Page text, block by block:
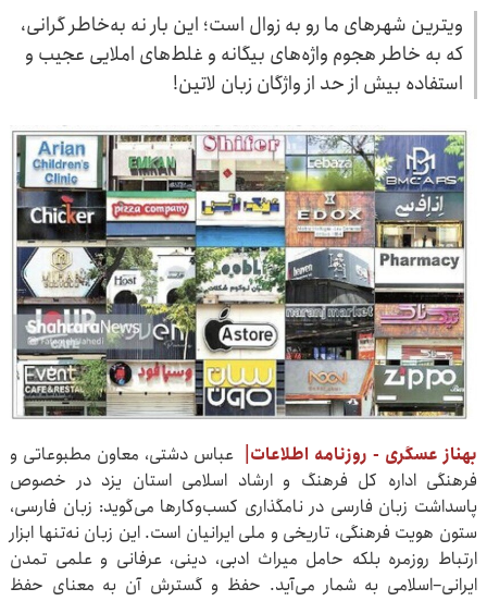
ویترین شهرهای ما رو به زوال است؛ این بار نه به‌خاطر گرانی،
که به خاطر هجوم واژه‌های بیگانه و غلط‌های املایی عجیب و
استفاده بیش از حد از واژگان زبان لاتین!
بهناز عسگری - روزنامه اطلاعات| عباس دشتی، معاون مطبوعاتی و
فرهنگی اداره کل فرهنگ و ارشاد اسلامی استان یزد در خصوص
پاسداشت زبان فارسی در نامگذاری کسب‌وکارها می‌گوید: زبان فارسی،
ستون هویت فرهنگی، تاریخی و ملی ایرانیان است. این زبان نه‌تنها ابزار
ارتباط روزمره بلکه حامل میراث ادبی، دینی، عرفانی و علمی تمدن
ایرانی–اسلامی به شمار می‌آید. حفظ و گسترش آن به معنای حفظ